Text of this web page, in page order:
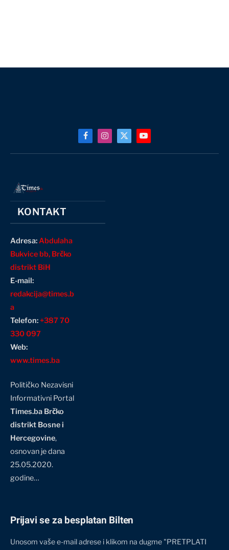
FacebookInstagram
X
YouTube
KONTAKT
Adresa:Abdulaha
Bukvice bb, Brčko
distrikt BiH
E-mail:
redakcija@times.b
a
Telefon:+387 70
330 097
Web:
www.times.ba
Političko Nezavisni
Informativni Portal
Times.ba Brčko
distrikt Bosne i
Hercegovine,
osnovan je dana
25.05.2020.
godine…
Prijavi se za besplatan Bilten
Unosom vaše e-mail adrese i klikom na dugme "PRETPLATI